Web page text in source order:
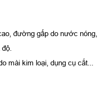
đường gấp do nước nóng,
mài kim loại, dụng cụ cắt...